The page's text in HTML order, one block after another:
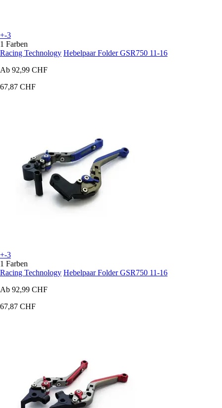
+-3
1 Farben
Racing Technology Hebelpaar Folder GSR750 11-16
Ab 92,99 CHF
67,87 CHF
+-3
1 Farben
Racing Technology Hebelpaar Folder GSR750 11-16
Ab 92,99 CHF
67,87 CHF